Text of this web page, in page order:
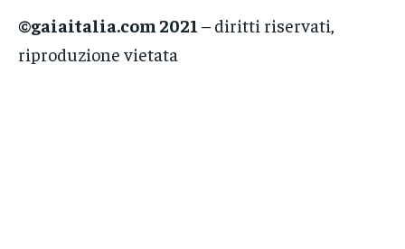
©gaiaitalia.com 2021 – diritti riservati,
riproduzione vietata